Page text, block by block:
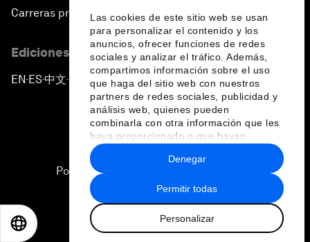
Las cookies de este sitio web se usan
para personalizar el contenido y los
anuncios, ofrecer funciones de redes
sociales y analizar el tráfico. Además,
compartimos información sobre el uso
que haga del sitio web con nuestros
partners de redes sociales, publicidad y
análisis web, quienes pueden
combinarla con otra información que les
haya proporcionado o que hayan
recopilado a partir del uso que haya
hecho de sus servicios.
Permitir todas
Personalizar
Denegar
Carreras profesionales
Ediciones en otros idiomas
EN ▪ES▪中文▪ 日本語
Política de privacidad y normas de uso
Sitemap
2026 Foro Económico Mundial